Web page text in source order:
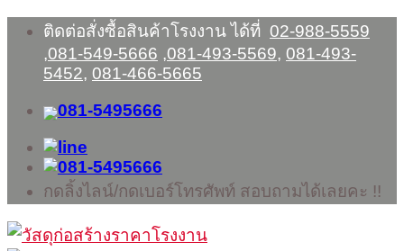
Skip
content
ติดต่อสั่งซื้อสินค้าโรงงาน ได้ที่ 02-988-5559
,081-549-5666 ,081-493-5569, 081-493-
5452, 081-466-5665
กดลิ้งไลน์/กดเบอร์โทรศัพท์ สอบถามได้เลยคะ !!